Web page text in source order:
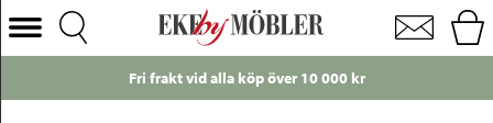
Stockholm tv-bänk furu whitewash B150 cm
Välj Kategori
Fri frakt vid alla köp över 10 000 kr